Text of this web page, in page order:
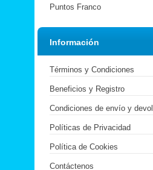
Puntos Franco
Información
Términos y Condiciones
Beneficios y Registro
Condiciones de envío y
Políticas de Privacidad
Política de Cookies
Contáctenos